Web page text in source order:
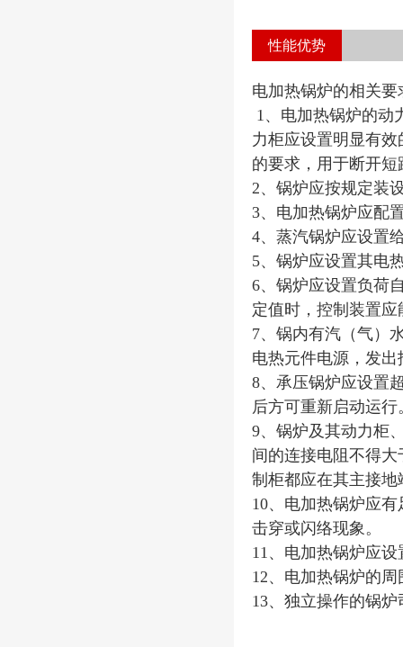
性能优势
电加热锅炉的相关要
1、电加热锅炉的动
力柜应设置明显有
的要求，用于断开
2、锅炉应按规定装
3、电加热锅炉应配
4、蒸汽锅炉应设置
5、锅炉应设置其电
6、锅炉应设置负荷
定值时，控制装置
7、锅内有汽（气）
电热元件电源，发
8、承压锅炉应设置
后方可重新启动运行
9、锅炉及其动力柜
间的连接电阻不得
制柜都应在其主接
10、电加热锅炉应
击穿或闪络现象。
11、电加热锅炉应
12、电加热锅炉的
13、独立操作的锅